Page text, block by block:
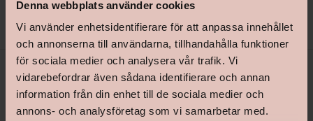
Denna webbplats använder cookies
Vi använder enhetsidentifierare för att anpassa innehållet
och annonserna till användarna, tillhandahålla funktioner
för sociala medier och analysera vår trafik. Vi
vidarebefordrar även sådana identifierare och annan
information från din enhet till de sociala medier och
annons- och analysföretag som vi samarbetar med.